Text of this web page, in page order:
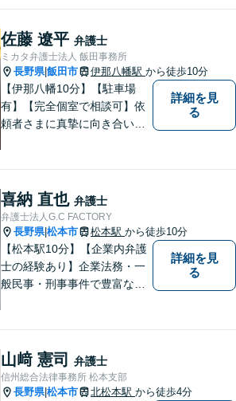
のようなことでも、お気軽に
ご相談ください。
佐藤 遼平 弁護士
ミカタ弁護士法人 飯田事務所
長野県|飯田市 伊那八幡駅 から徒歩10分
【伊那八幡10分】【駐車場
有】【完全個室で相談可】依
頼者さまに真摯に向き合い、
は日本全国です。 遠方の方は
Web面談や電話でのご連絡が
可能です。
詳細を見
る
喜納 直也 弁護士
弁護士法人G.C FACTORY
長野県|松本市 松本駅 から徒歩10分
【松本駅10分】【企業内弁護
士の経験あり】企業法務・一
般民事・刑事事件で豊富な実
供します。
詳細を見
る
山﨑 憲司 弁護士
信州総合法律事務所 松本支部
長野県|松本市 北松本駅 から徒歩4分